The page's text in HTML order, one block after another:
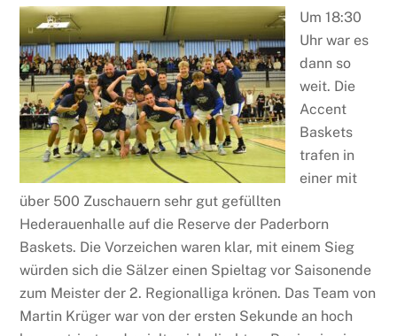
Um 18:30
Uhr war es
dann so
weit. Die
Accent
Baskets
trafen in
einer mit
über 500 Zuschauern sehr gut gefüllten
Hederauenhalle auf die Reserve der Paderborn
Baskets. Die Vorzeichen waren klar, mit einem Sieg
würden sich die Sälzer einen Spieltag vor Saisonende
zum Meister der 2. Regionalliga krönen. Das Team von
Martin Krüger war von der ersten Sekunde an hoch